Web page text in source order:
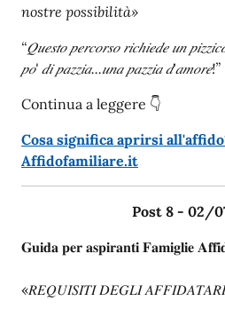
nostre possibilità»
“𝑄𝑢𝑒𝑠𝑡𝑜 𝑝𝑒𝑟𝑐𝑜𝑟𝑠𝑜 𝑟𝑖𝑐ℎ𝑖𝑒𝑑𝑒 𝑢𝑛
𝑝𝑜' 𝑑𝑖 𝑝𝑎𝑧𝑧𝑖𝑎...𝑢𝑛𝑎 𝑝𝑎𝑧𝑧𝑖𝑎 𝑑'𝑎𝑚𝑜𝑟𝑒!”
Continua a leggere 👇
Cosa significa aprirsi
Affidofamiliare.it
Post 8 - 02/
𝐆𝐮𝐢𝐝𝐚 𝐩𝐞𝐫 𝐚𝐬𝐩𝐢𝐫𝐚𝐧𝐭𝐢 𝐅𝐚𝐦𝐢𝐠𝐥𝐢𝐞
«𝑅𝐸𝑄𝑈𝐼𝑆𝐼𝑇𝐼 𝐷𝐸𝐺𝐿𝐼